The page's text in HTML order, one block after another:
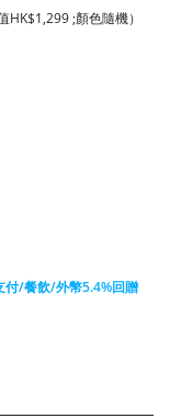
HK$1,299 ;顏色隨機）
付/餐飲/外幣5.4%回贈